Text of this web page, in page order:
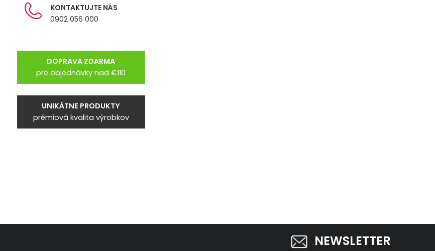
KONTAKTUJTE NÁS
0902 056 000
DOPRAVA ZDARMA
pre objednávky nad €110
UNIKÁTNE PRODUKTY
prémiová kvalita výrobkov
NEWSLETTER